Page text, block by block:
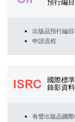
預行編目
出版品預行編
申請流程
國際標
錄影資
有聲出版品國